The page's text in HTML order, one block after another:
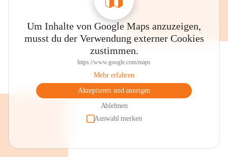
Um Inhalte von Google Maps anzuzeigen,
musst du der Verwendung externer Cookies
zustimmen.
https://www.google.com/maps
Mehr erfahren
Akzeptieren und anzeigen
Ablehnen
Auswahl merken